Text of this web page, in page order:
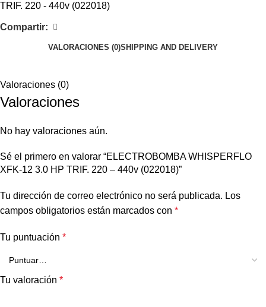
TRIF. 220 - 440v (022018)
Compartir:
VALORACIONES (0)SHIPPING AND DELIVERY
Valoraciones (0)
Valoraciones
No hay valoraciones aún.
Sé el primero en valorar “ELECTROBOMBA WHISPERFLO
XFK-12 3.0 HP TRIF. 220 – 440v (022018)”
Tu dirección de correo electrónico no será publicada. Los
campos obligatorios están marcados con *
Tu puntuación *
Tu valoración *